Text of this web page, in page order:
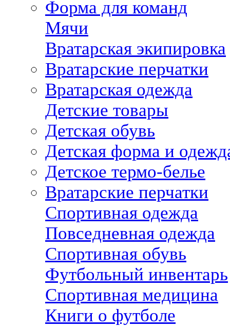
Форма для команд
Мячи
Вратарская экипировка
Вратарские перчатки
Вратарская одежда
Детские товары
Детская обувь
Детская форма и
Детское термо-белье
Вратарские перчатки
Спортивная одежда
Повседневная одежда
Спортивная обувь
Футбольный инвентарь
Спортивная медицина
Книги о футболе